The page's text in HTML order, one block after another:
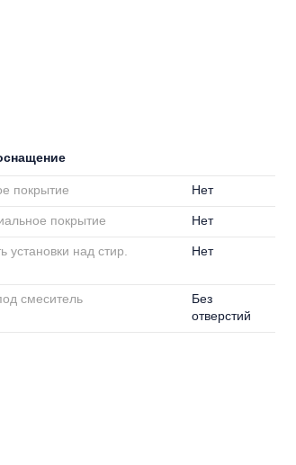
покрытие Нет
покрытие Нет
установки над стир.
Нет
смеситель
Без
отверстий